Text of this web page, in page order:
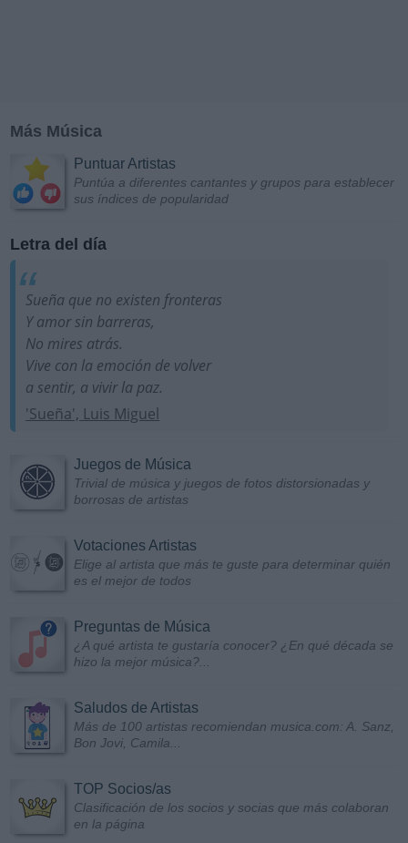
Más Música
Puntuar Artistas
Puntúa a diferentes cantantes y grupos para establecer
sus índices de popularidad
Letra del día
Sueña que no existen fronteras
Y amor sin barreras,
No mires atrás.
Vive con la emoción de volver
a sentir, a vivir la paz.
'Sueña', Luis Miguel
Juegos de Música
Trivial de música y juegos de fotos distorsionadas y
borrosas de artistas
Votaciones Artistas
Elige al artista que más te guste para determinar quién
es el mejor de todos
Preguntas de Música
¿A qué artista te gustaría conocer? ¿En qué década se
hizo la mejor música?...
Saludos de Artistas
Más de 100 artistas recomiendan musica.com: A. Sanz,
Bon Jovi, Camila...
TOP Socios/as
Clasificación de los socios y socias que más colaboran
en la página